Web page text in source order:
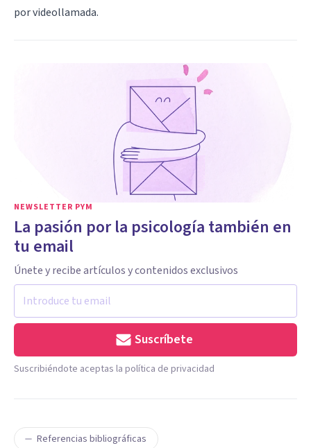
por videollamada.
NEWSLETTER PYM
La pasión por la psicología también en
tu email
Únete y recibe artículos y contenidos exclusivos
Suscríbete
Suscribiéndote aceptas la política de privacidad
Referencias bibliográficas